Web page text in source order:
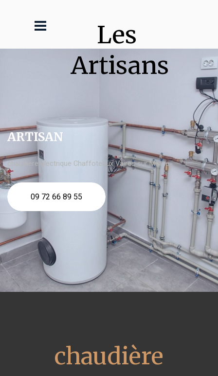
Les
Artisans
ARTISAN
chaudière électrique Chaffoteaux Vaires sur Marne
09 72 66 89 55
chaudière